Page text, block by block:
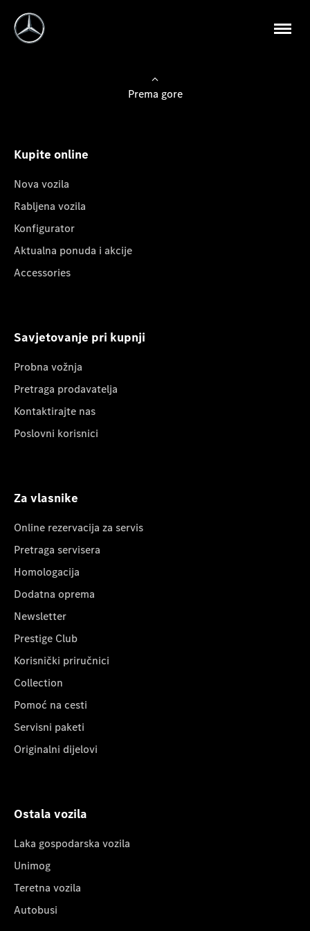
Prema gore
Kupite online
Nova vozila
Rabljena vozila
Konfigurator
Aktualna ponuda i akcije
Accessories
Savjetovanje pri kupnji
Probna vožnja
Pretraga prodavatelja
Kontaktirajte nas
Poslovni korisnici
Za vlasnike
Online rezervacija za servis
Pretraga servisera
Homologacija
Dodatna oprema
Newsletter
Prestige Club
Korisnički priručnici
Collection
Pomoć na cesti
Servisni paketi
Originalni dijelovi
Ostala vozila
Laka gospodarska vozila
Unimog
Teretna vozila
Autobusi